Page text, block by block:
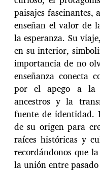
paisajes fascinantes,
enseñan el valor de
la esperanza. Su
en su interior,
importancia de no
enseñanza conecta
por el apego a la
ancestros y la
fuente de identidad.
de su origen para
raíces históricas y
recordándonos que
la unión entre